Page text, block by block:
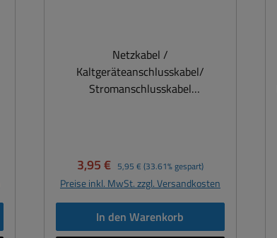
Netzkabel /
Kaltgeräteanschlusskabel/
Stromanschlusskabel
0,75qmm Kabeltyp: H05VV
3x0,75qmm Kabelfarbe: Schwarz
Gewicht: 0,19kg
Verkaufspreis:
3,95 € Regulärer Preis:
5,95 € (33.61% gespart)
Preise inkl. MwSt. zzgl. Versandkosten
In den Warenkorb